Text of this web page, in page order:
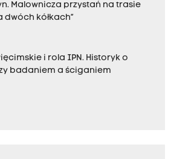
Malownicza przystań na trasie
dwóch kółkach”
i rola IPN. Historyk o
badaniem a ściganiem